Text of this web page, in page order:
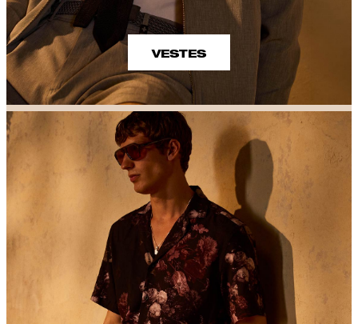
VESTES